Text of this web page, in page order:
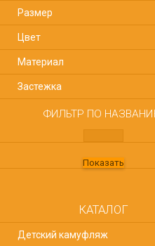
Размер
Цвет
Материал
Застежка
ФИЛЬТР ПО
КАТАЛОГ
Детский камуфляж